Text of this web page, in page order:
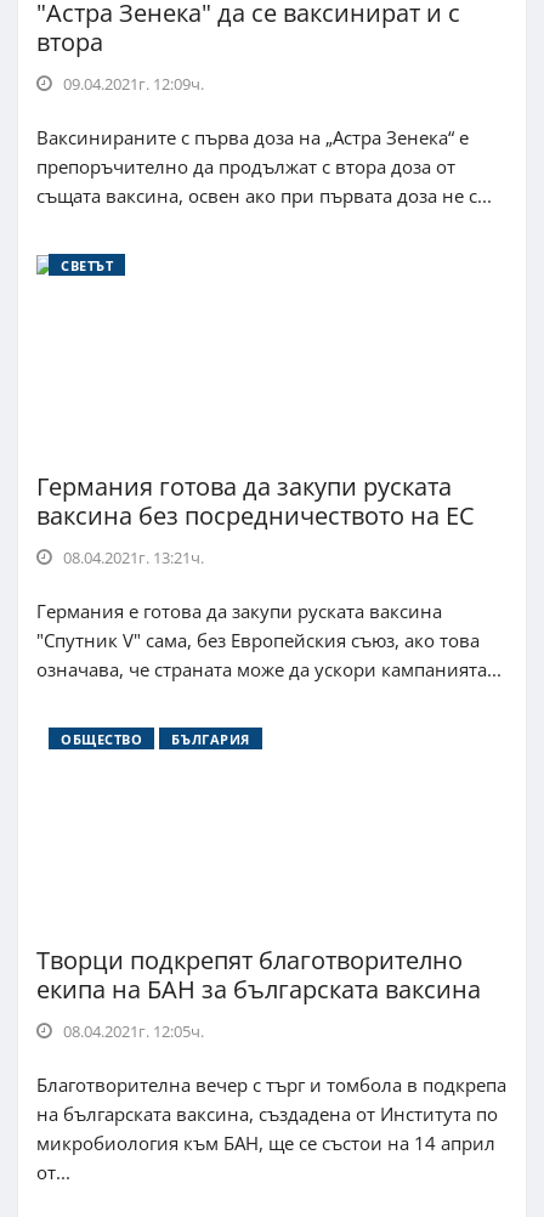
"Астра Зенека" да се ваксинират и с
втора
09.04.2021г. 12:09ч.
Ваксинираните с първа доза на „Астра Зенека“ е
препоръчително да продължат с втора доза от
същата ваксина, освен ако при първата доза не с...
СВЕТЪТ
Германия готова да закупи руската
ваксина без посредничеството на ЕС
08.04.2021г. 13:21ч.
Германия е готова да закупи руската ваксина
"Спутник V" сама, без Европейския съюз, ако това
означава, че страната може да ускори кампанията...
ОБЩЕСТВО БЪЛГАРИЯ
Творци подкрепят благотворително
екипа на БАН за българската ваксина
08.04.2021г. 12:05ч.
Благотворителна вечер с търг и томбола в подкрепа
на българската ваксина, създадена от Института по
микробиология към БАН, ще се състои на 14 април
от...